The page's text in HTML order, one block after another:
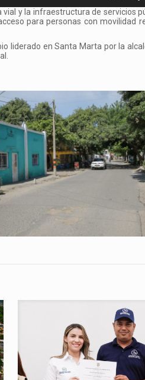
y la infraestructura de servicios
para personas con movilidad
liderado en Santa Marta por la